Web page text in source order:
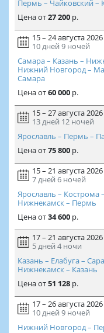
Пермь – Чайковский –
Ценаот27 200р.
15 – 24 августа 2026
10 дней 9 ночей
Самара – Казань –
Нижний Новгород –
Самара
Ценаот60 000р.
15 – 27 августа 2026
13 дней 12 ночей
Ярославль – Пермь –
Ценаот75 800р.
15 – 21 августа 2026
7 дней 6 ночей
Ярославль – Кострома
Нижнекамск – Пермь
Ценаот34 600р.
17 – 21 августа 2026
5 дней 4 ночи
Казань – Елабуга –
Нижнекамск – Казань
Ценаот51 128р.
17 – 26 августа 2026
10 дней 9 ночей
Нижний Новгород –